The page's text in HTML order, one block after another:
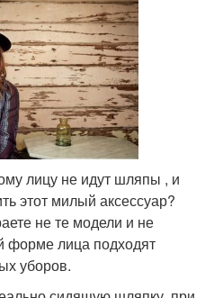
лицу не идут шляпы , и
этот милый аксессуар?
не те модели и не
форме лица подходят
уборов.